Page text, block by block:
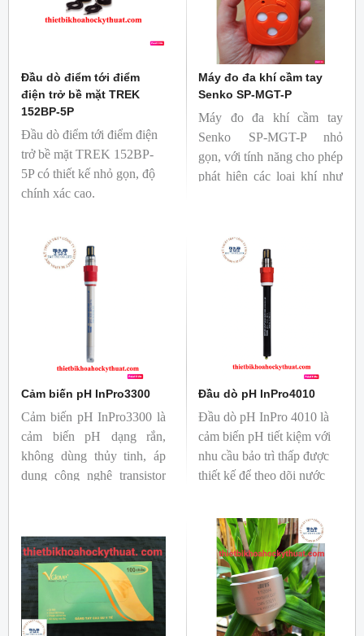
Đầu dò điểm tới điểm
điện trở bề mặt TREK
152BP-5P
Đầu dò điểm tới điểm điện
trở bề mặt TREK 152BP-
5P có thiết kế nhỏ gọn, độ
chính xác cao.
Máy đo đa khí cầm tay
Senko SP-MGT-P
Máy đo đa khí cầm tay
Senko SP-MGT-P nhỏ
gọn, với tính năng cho phép
phát hiện các loại khí như
Cảm biến pH InPro3300
Cảm biến pH InPro3300 là
cảm biến pH dạng rắn,
không dùng thủy tinh, áp
dụng công nghệ transistor
bỏ nguy cơ vỡ thủy tinh,
giúp cảm biến trở nên lý
tưởng để theo dõi độ pH
trong ngành thực phẩm và
đồ uống.
Đầu dò pH InPro4010
Đầu dò pH InPro 4010 là
cảm biến pH tiết kiệm với
nhu cầu bảo trì thấp được
thiết kế để theo dõi nước
hiệu suất ổn định trong các
chất lỏng bị ô nhiễm.